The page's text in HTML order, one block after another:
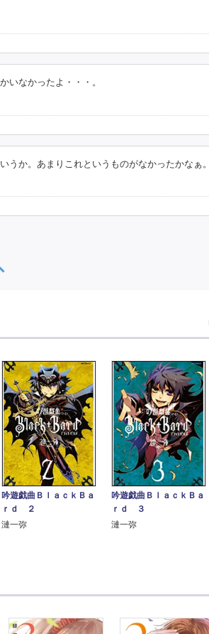
いなかったよ・・・。
うか。あまりこれというものがなかったかなぁ。
吟遊戯曲ＢｌａｃｋＢａ
ｒｄ ２
漣一弥
吟遊戯曲ＢｌａｃｋＢａ
ｒｄ ３
漣一弥